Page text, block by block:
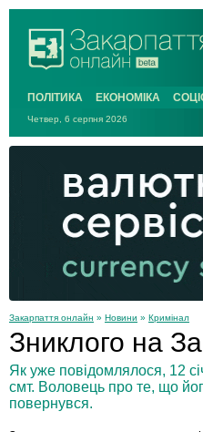
ПОЛІТИКА ЕКОНОМІКА
Четвер, 6 серпня 2026
Закарпаття онлайн » Новини » Кримінал
Зниклого на
Як уже повідомлялося, 12
смт. Воловець про те, що
повернувся.